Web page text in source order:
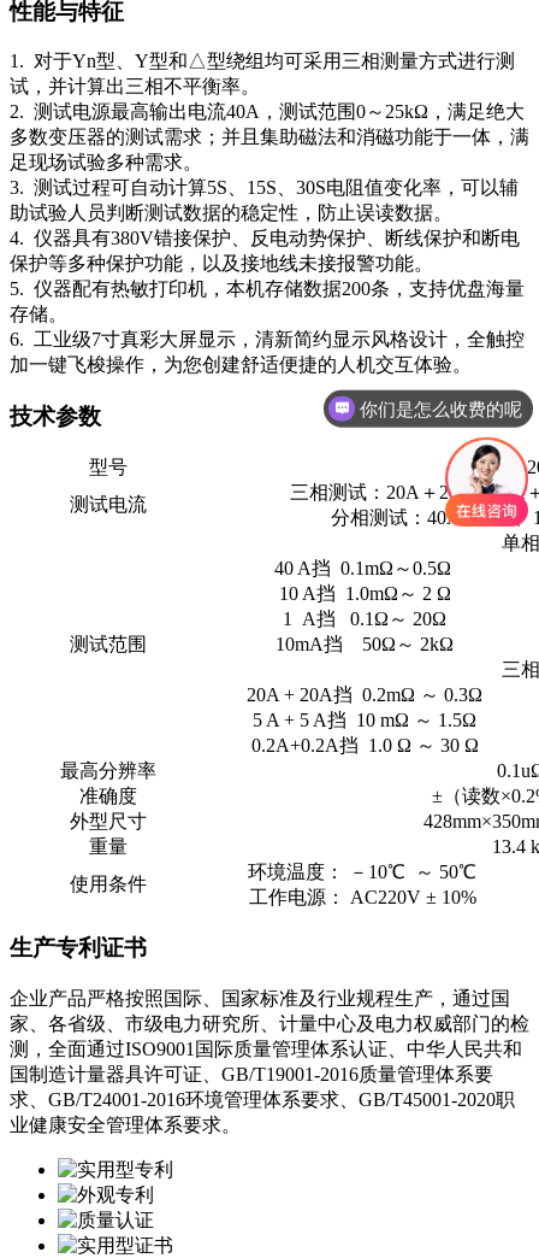
性能与特征
1. 对于Yn型、Y型和△型绕组均可采用三相测量方式进行测
试，并计算出三相不平衡率。
2. 测试电源最高输出电流40A，测试范围0～25kΩ，满足绝大
多数变压器的测试需求；并且集助磁法和消磁功能于一体，满
足现场试验多种需求。
3. 测试过程可自动计算5S、15S、30S电阻值变化率，可以辅
助试验人员判断测试数据的稳定性，防止误读数据。
4. 仪器具有380V错接保护、反电动势保护、断线保护和断电
保护等多种保护功能，以及接地线未接报警功能。
5. 仪器配有热敏打印机，本机存储数据200条，支持优盘海量
存储。
6. 工业级7寸真彩大屏显示，清新简约显示风格设计，全触控
加一键飞梭操作，为您创建舒适便捷的人机交互体验。
技术参数
型号
ULZZ-
测试电流
三相测试：20A＋20A、10A
分相测试：40A、20A
测试范围
单相
40 A挡 0.1mΩ～0.5Ω
10 A挡 1.0mΩ～ 2 Ω
1 A挡 0.1Ω～ 20Ω
10mA挡 50Ω～ 2kΩ
三相
20A + 20A挡 0.2mΩ ～ 0.3Ω
5 A + 5 A挡 10 mΩ ～ 1.5Ω
0.2A+0.2A挡 1.0 Ω ～ 30 Ω
最高分辨率
准确度
±（读数
外型尺寸
重量
13.4
使用条件
环境温度： －10℃ ～ 50℃
工作电源： AC220V ± 10%
生产专利证书
企业产品严格按照国际、国家标准及行业规程生产，通过国
家、各省级、市级电力研究所、计量中心及电力权威部门的检
测，全面通过ISO9001国际质量管理体系认证、中华人民共和
国制造计量器具许可证、GB/T19001-2016质量管理体系要
求、GB/T24001-2016环境管理体系要求、GB/T45001-2020职
业健康安全管理体系要求。
你们是怎么收费的呢